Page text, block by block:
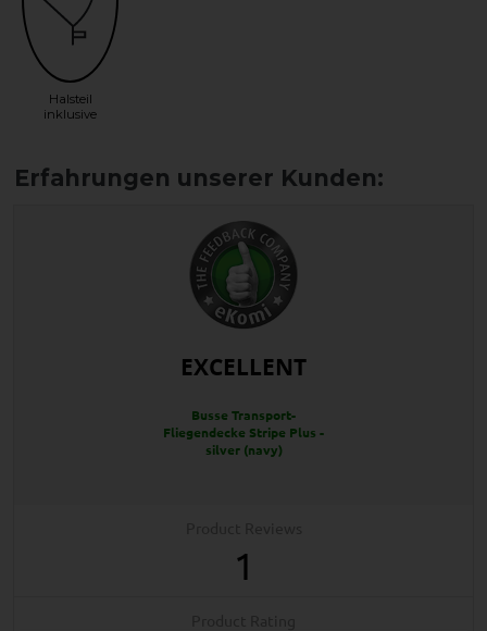
Halsteil
inklusive
EXCELLENT
Busse Transport-
Fliegendecke Stripe Plus -
silver (navy)
1